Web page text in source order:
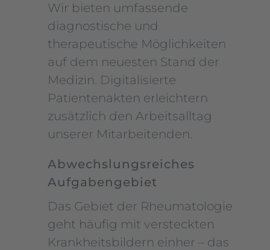
Wir bieten umfassende
diagnostische und
therapeutische Möglichkeiten
auf dem neuesten Stand der
Medizin. Digitalisierte
Patientenakten erleichtern
zusätzlich den Arbeitsalltag
unserer Mitarbeitenden.
Abwechslungsreiches
Aufgabengebiet
Das Gebiet der Rheumatologie
geht häufig mit versteckten
Krankheitsbildern einher – das